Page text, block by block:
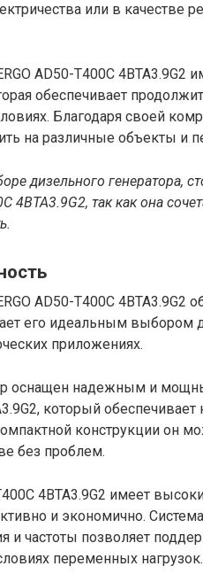
или в качестве
AD50-T400C 4BTA3.9G2
обеспечивает
Благодаря своей
на различные объекты и
дизельного генератора,
4BTA3.9G2, так как она
AD50-T400C 4BTA3.9G2
его идеальным выбором
приложениях.
оснащен надежным и
который
конструкции он
без проблем.
4BTA3.9G2 имеет
и экономично.
и частоты позволяет
переменных нагрузок.